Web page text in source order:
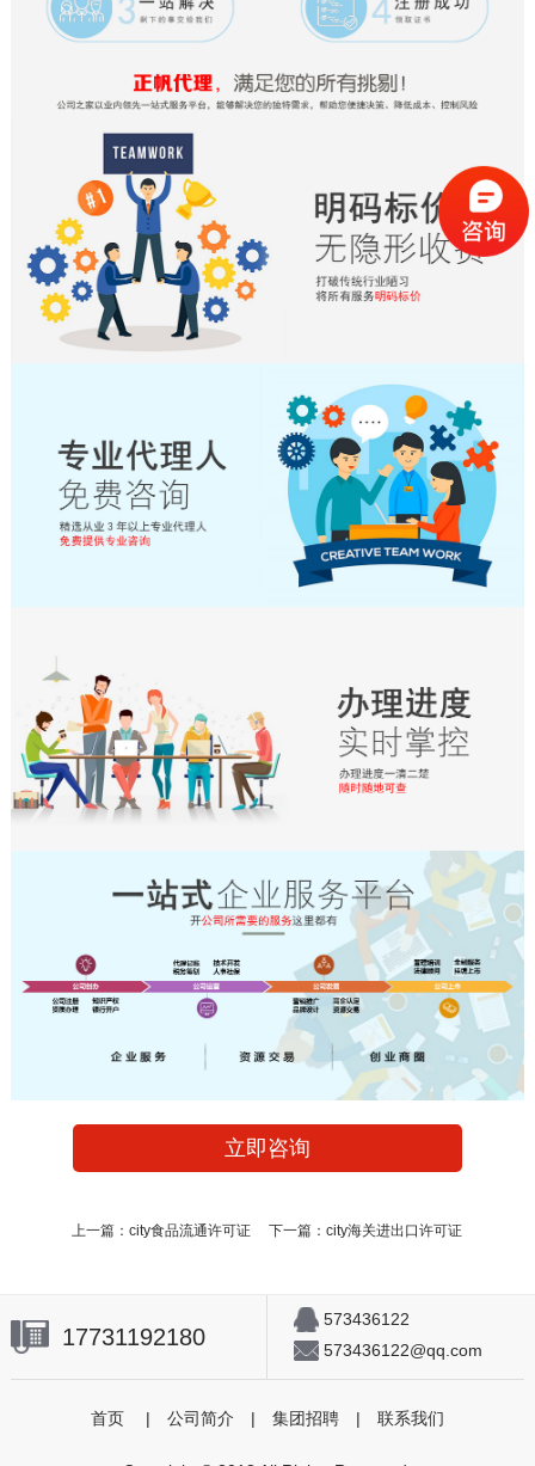
立即咨询
上一篇：city食品流通许可证 下一篇：city海关进出口许可证
17731192180
573436122
573436122@qq.com
首页 | 公司简介 | 集团招聘 | 联系我们